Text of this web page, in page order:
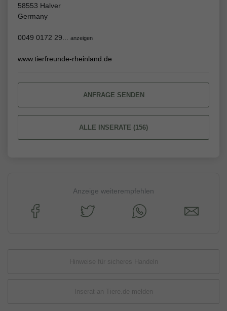
58553 Halver
Germany
0049 0172 29... anzeigen
www.tierfreunde-rheinland.de
ANFRAGE SENDEN
ALLE INSERATE (156)
Anzeige weiterempfehlen
Hinweise für sicheres Handeln
Inserat an Tiere.de melden